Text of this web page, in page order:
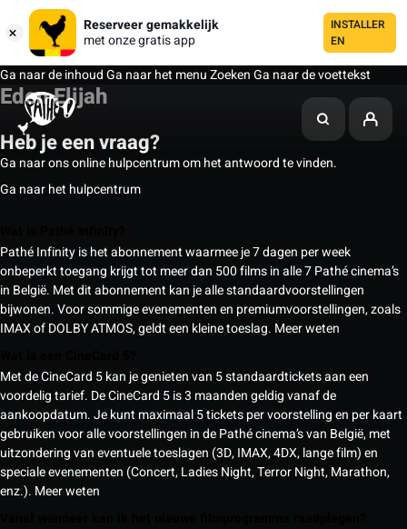
Reserveer gemakkelijk
met onze gratis app
INSTALLER
EN
Ga naar de inhoudGa naar het menuZoekenGa naar de voettekst
Eden Elijah
Heb je een vraag?
Ga naar ons online hulpcentrum om het antwoord te vinden.
Ga naar het hulpcentrum
Pathé Infinity is het abonnement waarmee je 7 dagen per week
onbeperkt toegang krijgt tot meer dan 500 films in alle 7 Pathé cinema’s
in België. Met dit abonnement kan je alle standaardvoorstellingen
bijwonen. Voor sommige evenementen en premiumvoorstellingen, zoals
IMAX of DOLBY ATMOS, geldt een kleine toeslag. Meer weten
Met de CineCard 5 kan je genieten van 5 standaardtickets aan een
voordelig tarief. De CineCard 5 is 3 maanden geldig vanaf de
aankoopdatum. Je kunt maximaal 5 tickets per voorstelling en per kaart
gebruiken voor alle voorstellingen in de Pathé cinema’s van België, met
uitzondering van eventuele toeslagen (3D, IMAX, 4DX, lange film) en
speciale evenementen (Concert, Ladies Night, Terror Night, Marathon,
enz.). Meer weten